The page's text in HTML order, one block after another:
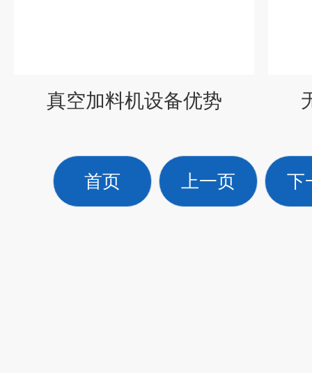
真空加料机设备优势
首页 上一页 下